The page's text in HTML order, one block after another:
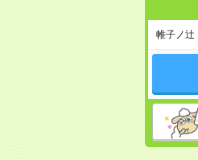
帷子ノ辻